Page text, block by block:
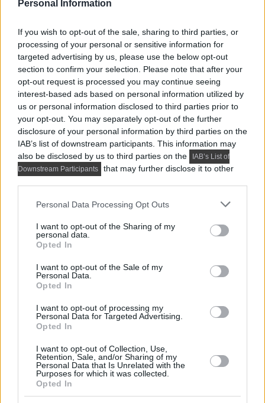
Personal Information
If you wish to opt-out of the sale, sharing to third parties, or
processing of your personal or sensitive information for
targeted advertising by us, please use the below opt-out
section to confirm your selection. Please note that after your
opt-out request is processed you may continue seeing
interest-based ads based on personal information utilized by
us or personal information disclosed to third parties prior to
your opt-out. You may separately opt-out of the further
disclosure of your personal information by third parties on the
IAB’s list of downstream participants. This information may
also be disclosed by us to third parties on the
IAB’s List of
Downstream Participants
that may further disclose it to other
Please note that this website/app uses one or more Google
not limited to your visit or usage behaviour. You may click to
grant or deny consent to Google and its third-party tags to
use your data for below specified purposes in below Google
consent section.
Personal Data Processing Opt Outs
I want to opt-out of the Sharing of my
personal data.
Opted In
I want to opt-out of the Sale of my
Personal Data.
Opted In
I want to opt-out of processing my
Personal Data for Targeted Advertising.
Opted In
I want to opt-out of Collection, Use,
Retention, Sale, and/or Sharing of my
Personal Data that Is Unrelated with the
Purposes for which it was collected.
Opted In